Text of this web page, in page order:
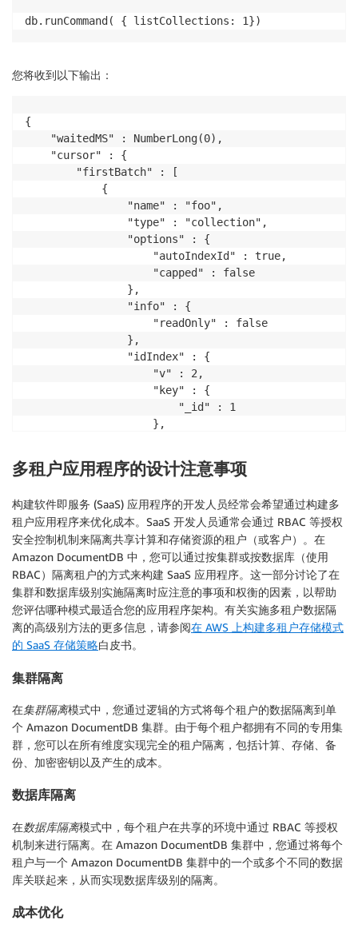
db.runCommand( { listCollections: 1})
您将收到以下输出：
{
					"ns" : "bigCow.foo"
				}
		],
		"id" : NumberLong(0),
		"ns" : "bigCow.$cmd.listCollections"
	},
	"ok" : 1
}
多租户应用程序的设计注意事项
构建软件即服务 (SaaS) 应用程序的开发人员经常会希望通过构建多
租户应用程序来优化成本。SaaS 开发人员通常会通过 RBAC 等授权
安全控制机制来隔离共享计算和存储资源的租户（或客户）。在
Amazon DocumentDB 中，您可以通过按集群或按数据库（使用
RBAC）隔离租户的方式来构建 SaaS 应用程序。这一部分讨论了在
集群和数据库级别实施隔离时应注意的事项和权衡的因素，以帮助
您评估哪种模式最适合您的应用程序架构。有关实施多租户数据隔
离的高级别方法的更多信息，请参阅在 AWS 上构建多租户存储模式
的 SaaS 存储策略白皮书。
集群隔离
在集群隔离模式中，您通过逻辑的方式将每个租户的数据隔离到单
个 Amazon DocumentDB 集群。由于每个租户都拥有不同的专用集
群，您可以在所有维度实现完全的租户隔离，包括计算、存储、备
份、加密密钥以及产生的成本。
数据库隔离
在数据库隔离模式中，每个租户在共享的环境中通过 RBAC 等授权
机制来进行隔离。在 Amazon DocumentDB 集群中，您通过将每个
租户与一个 Amazon DocumentDB 集群中的一个或多个不同的数据
库关联起来，从而实现数据库级别的隔离。
成本优化